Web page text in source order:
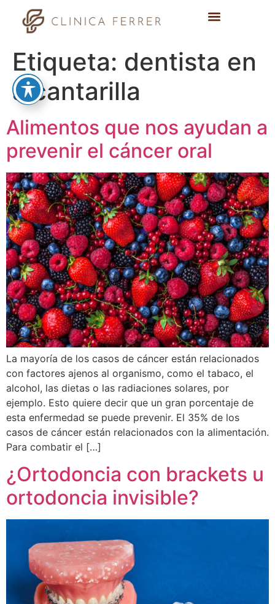
Etiqueta: dentista en
alcantarilla
Alimentos que nos ayudan a
prevenir el cáncer oral
La mayoría de los casos de cáncer están relacionados
con factores ajenos al organismo, como el tabaco, el
alcohol, las dietas o las radiaciones solares, por
ejemplo. Esto quiere decir que un gran porcentaje de
esta enfermedad se puede prevenir. El 35% de los
casos de cáncer están relacionados con la alimentación.
Para combatir el […]
¿Ortodoncia con brackets u
ortodoncia invisible?